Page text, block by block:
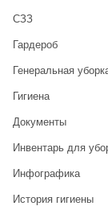
CЗЗ
Гардероб
Генеральная
Гигиена
Документы
Инвентарь для
Инфографика
История гигиены